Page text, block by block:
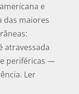
e
das maiores
atravessada
periféricas —
Ler